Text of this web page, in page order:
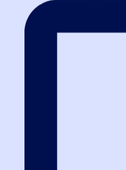
Шаг 2.
публикация
Решение оформляется в
определения поставщика»
Документ подписывается
Параллельно рекомендуется
нужен для публичных
обоснованности действий
С момента публикации